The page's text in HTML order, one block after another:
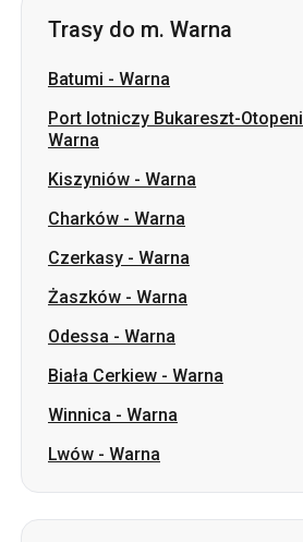
Trasy do m. Warna
Batumi - Warna
Port lotniczy Bukareszt-Otopeni
Warna
Kiszyniów - Warna
Charków - Warna
Czerkasy - Warna
Żaszków - Warna
Odessa - Warna
Biała Cerkiew - Warna
Winnica - Warna
Lwów - Warna